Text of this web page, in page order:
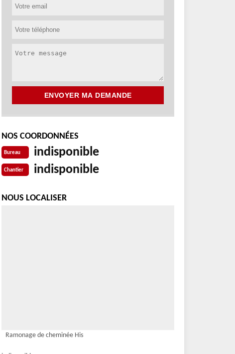
NOS COORDONNÉES
Bureau indisponible
Chantier indisponible
NOUS LOCALISER
Ramonage de cheminée His